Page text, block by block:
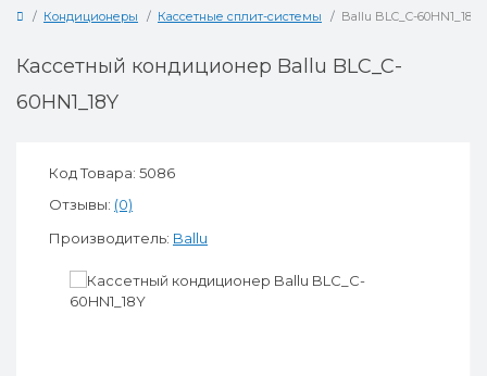
Кондиционеры Кассетные сплит-системы Ballu BLC_C-60HN1_18Y
Кассетный кондиционер Ballu BLC_C-
60HN1_18Y
Код Товара: 5086
Отзывы: (0)
Производитель: Ballu